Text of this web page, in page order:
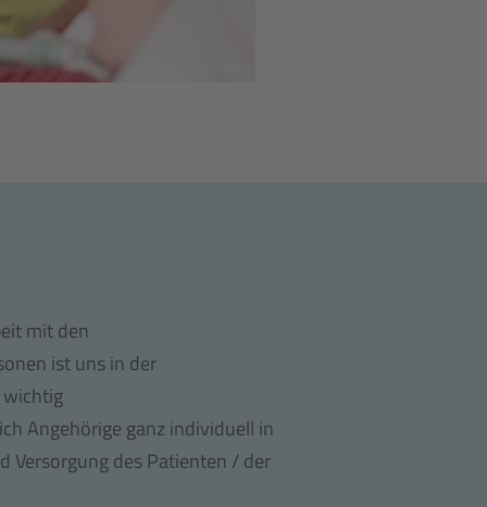
mit den
ist uns in der
Angehörige ganz individuell in
Versorgung des Patienten / der